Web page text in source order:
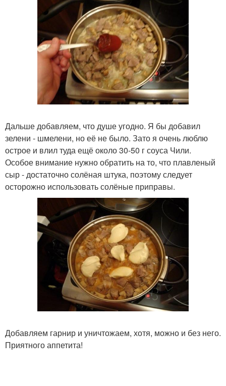
Дальше добавляем, что душе угодно. Я бы добавил
зелени - шмелени, но её не было. Зато я очень люблю
острое и влил туда ещё около 30-50 г соуса Чили.
Особое внимание нужно обратить на то, что плавленый
сыр - достаточно солёная штука, поэтому следует
осторожно использовать солёные приправы.
Добавляем гарнир и уничтожаем, хотя, можно и без него.
Приятного аппетита!